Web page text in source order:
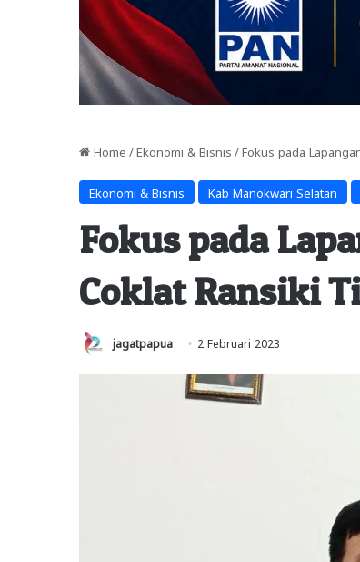
Home / Ekonomi & Bisnis / Fokus pada
Ekonomi & Bisnis Kab Manokwari Selatan
Fokus pada
Coklat Ransiki
jagatpapua 2 Februari 2023